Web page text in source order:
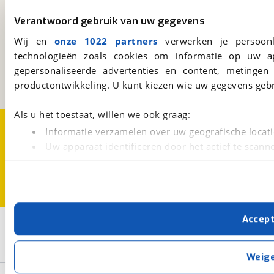
Verantwoord gebruik van uw gegevens
Wij en onze 1022 partners verwerken je
technologieën zoals cookies om informatie op
gepersonaliseerde advertenties en content,
productontwikkeling. U kunt kiezen wie uw gegevens
Als u het toestaat, willen we ook graag:
Informatie verzamelen over uw geografische
Uw apparaat identificeren door het actief te
Lees meer over hoe uw persoonlijke gegevens worden
Met cookies en vergelijkbare technieken zorgen we
cookies zorgen ervoor dat de website goed werkt.
verbeteren. We tonen je graag relevante advertenties
buiten onze website volgt – uiteraard op
. Als je weigert, plaatsen we alleen
Flyer
viaBOVAG.nl
Kosterijland15
3981 AJ
Bunnik
Een initiatief van
BOVAG
Disclaimer- en Privacyverklaring
CookievoorkeurenVacatures